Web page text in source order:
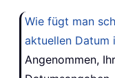
Wie fügt man
aktuellen Datum
Angenommen,